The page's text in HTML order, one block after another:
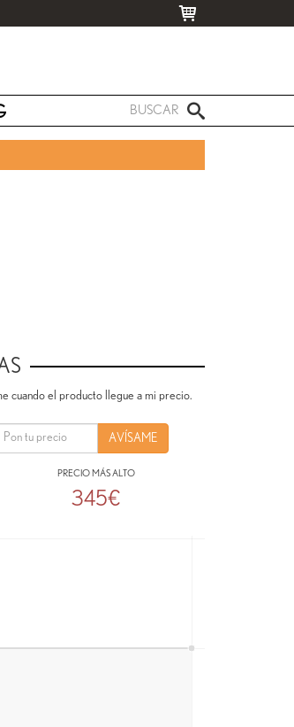
cuando el producto llegue a mi precio.
PRECIO MÁS ALTO
345€